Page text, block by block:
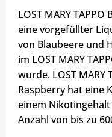
LOST MARY
eine vorgefüllter
von Blaubeere und
im LOST MARY
wurde. LOST MARY
Raspberry hat eine
einem
Anzahl von bis zu